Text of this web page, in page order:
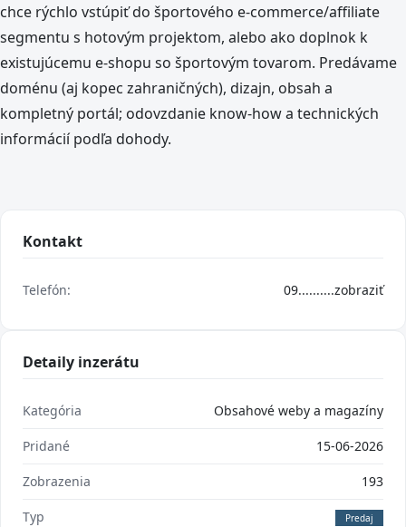
chce rýchlo vstúpiť do športového e‑commerce/affiliate
segmentu s hotovým projektom, alebo ako doplnok k
existujúcemu e‑shopu so športovým tovarom. Predávame
doménu (aj kopec zahraničných), dizajn, obsah a
kompletný portál; odovzdanie know-how a technických
informácií podľa dohody.
Kontakt
Telefón: 09..........zobraziť
Detaily inzerátu
Kategória Obsahové weby a magazíny
Pridané 15-06-2026
Zobrazenia 193
Typ Predaj